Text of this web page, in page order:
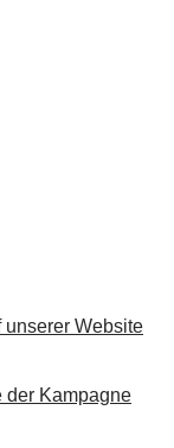
unserer Website
der Kampagne